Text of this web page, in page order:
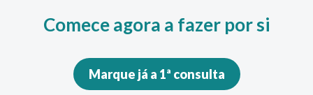
Comece agora a fazer por si
Marque já a 1ª consulta